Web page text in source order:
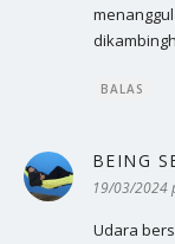
BALAS
BEING
19/03/2024
Udara